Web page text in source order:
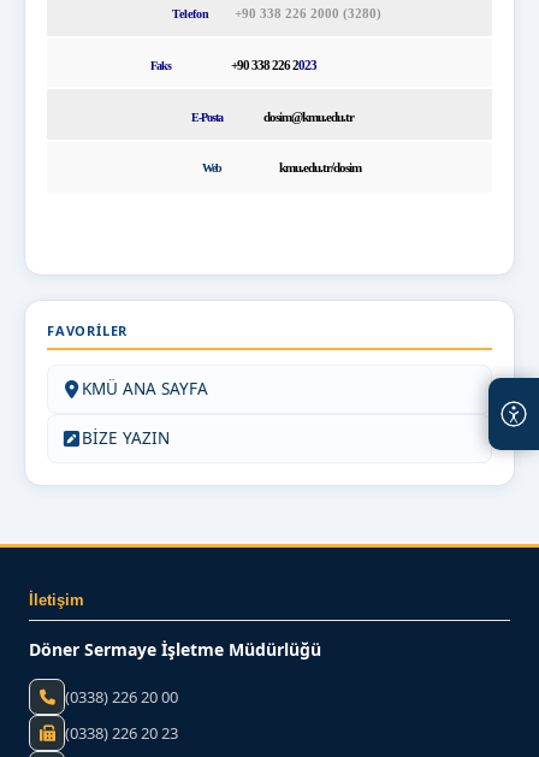
Telefon +90 338 226 2000 (3280)
Faks +90 338 226 2023
E-Posta dosim@kmu.edu.tr
Web kmu.edu.tr/dosim
FAVORILER
KMÜ ANA SAYFA
BİZE YAZIN
İletişim
Döner Sermaye İşletme Müdürlüğü
(0338) 226 20 00
(0338) 226 20 23